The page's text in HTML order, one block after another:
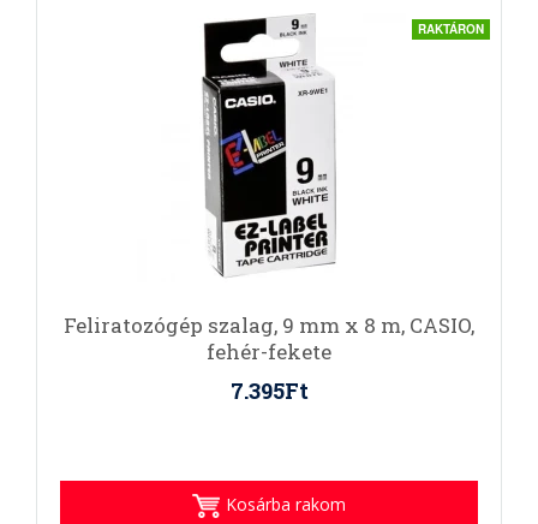
RAKTÁRON
Feliratozógép szalag, 9 mm x 8 m, CASIO,
fehér-fekete
7.395Ft
Kosárba rakom